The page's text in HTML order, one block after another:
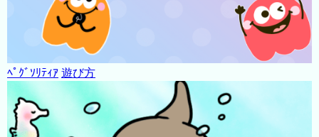
ﾍﾟｸﾞｿﾘﾃｨｱ 遊び方